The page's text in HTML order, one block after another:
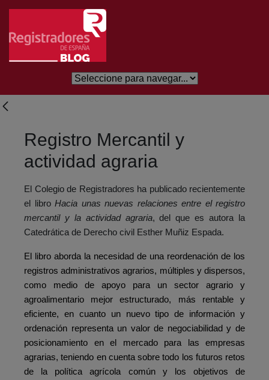
Saltar al contenido principal
Registro Mercantil y
actividad agraria
El Colegio de Registradores ha publicado recientemente
el libro Hacia unas nuevas relaciones entre el registro
mercantil y la actividad agraria, del que es autora la
Catedrática de Derecho civil Esther Muñiz Espada.
El libro aborda la necesidad de una reordenación de los
registros administrativos agrarios, múltiples y dispersos,
como medio de apoyo para un sector agrario y
agroalimentario mejor estructurado, más rentable y
eficiente, en cuanto un nuevo tipo de información y
ordenación representa un valor de negociabilidad y de
posicionamiento en el mercado para las empresas
agrarias, teniendo en cuenta sobre todo los futuros retos
de la política agrícola común y los objetivos de